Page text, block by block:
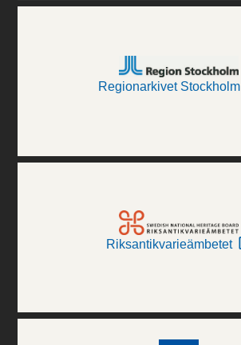
Regionarkivet Stockholm
Riksantikvarieämbetet